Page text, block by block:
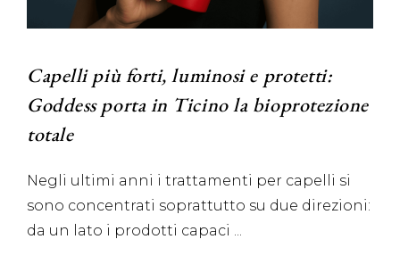
Capelli più forti, luminosi e protetti:
Goddess porta in Ticino la bioprotezione
totale
Negli ultimi anni i trattamenti per capelli si
sono concentrati soprattutto su due direzioni:
da un lato i prodotti capaci